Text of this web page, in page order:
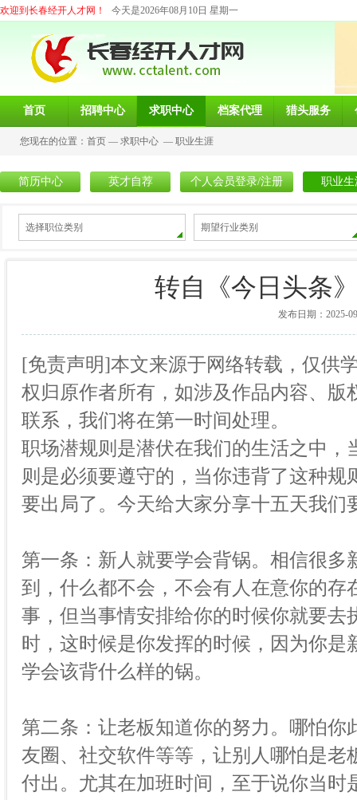
欢迎到长春经开人才网！ 今天是2026年08月10日 星期一
首页 招聘中心 求职中心 档案代理 猎头服务
您现在的位置： 首页 — 求职中心 — 职业生涯
简历中心 英才自荐 个人会员登录/注册 职业生
选择职位类别 期望行业类别
转自《今日头条
发布日期：2025-
[免责声明]本文来源于网络转载，仅供
权归原作者所有，如涉及作品内容、版
联系，我们将在第一时间处理。
职场潜规则是潜伏在我们的生活之中
则是必须要遵守的，当你违背了这种
要出局了。今天给大家分享十五天我们
第一条：新人就要学会背锅。相信很
到，什么都不会，不会有人在意你的
事，但当事情安排给你的时候你就要
时，这时候是你发挥的时候，因为你
学会该背什么样的锅。
第二条：让老板知道你的努力。哪怕
友圈、社交软件等等，让别人哪怕是
付出。尤其在加班时间，至于说你当